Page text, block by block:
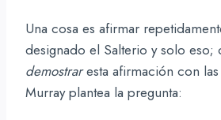
Una cosa es afirmar
designado el Salterio y solo eso;
demostraresta afirmación con las
Murray plantea la pregunta: